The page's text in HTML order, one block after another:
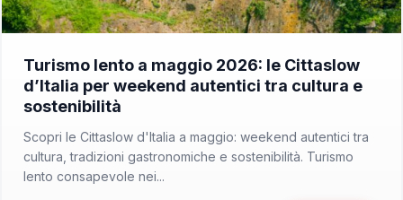
Turismo lento a maggio 2026: le Cittaslow
d’Italia per weekend autentici tra cultura e
sostenibilità
Scopri le Cittaslow d'Italia a maggio: weekend autentici tra
cultura, tradizioni gastronomiche e sostenibilità. Turismo
lento consapevole nei...